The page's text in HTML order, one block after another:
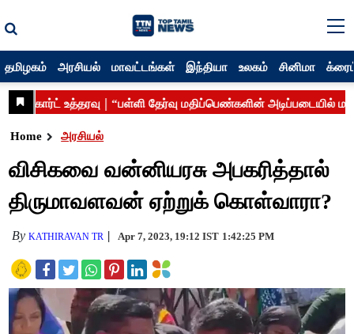
தமிழகம் அரசியல் மாவட்டங்கள் இந்தியா உலகம் சினிமா
Home அரசியல்
விசிகவை வன்னியரசு அபகரித்தால்
திருமாவளவன் ஏற்றுக் கொள்வாரா?
ByKATHIRAVAN TR Apr 7, 2023, 19:12 IST 1:42:25 PM